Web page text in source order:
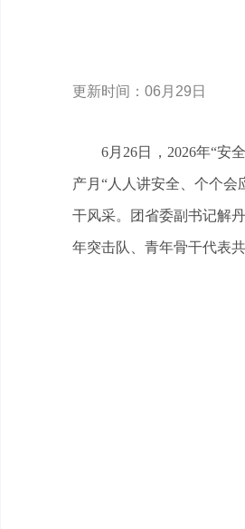
更新时间：06月29日
6月26日，2026年“安
产月“人人讲安全、个个
干风采。团省委副书记解
年突击队、青年骨干代表